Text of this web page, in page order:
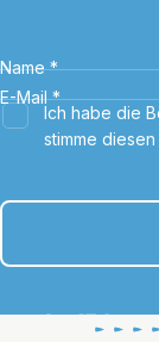
Name *
E-Mail *
Ich habe die
stimme diesen